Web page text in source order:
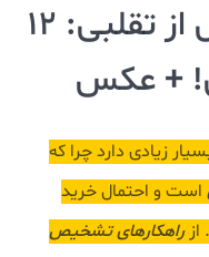
تشخیص زعفران اصل از تقلبی: 12
+ عکس
زیادی دارد چرا که
است و احتمال خرید
ازراهکارهای تشخیص